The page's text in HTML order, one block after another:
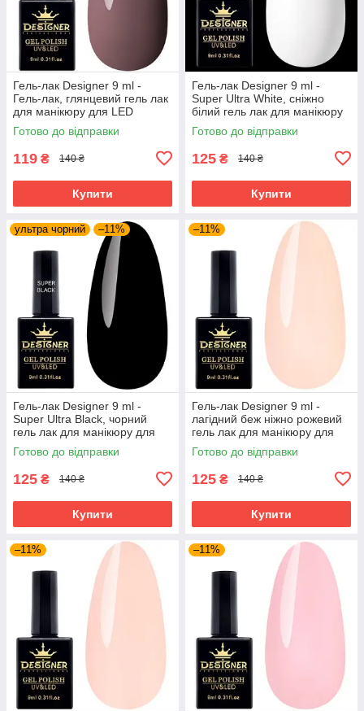
Гель-лак Designer 9 ml -
Гель-лак, глянцевий гель лак
для манікюру для LED
лампи, лак Дизайнер
Готово до відправки
119 ₴ 140 ₴
Купити
Гель-лак Designer 9 ml -
Super Ultra White, сніжно
білий гель лак для манікюру
для LED лампи, лак
Дизайнер
Готово до відправки
125 ₴ 140 ₴
Купити
ультра чорний –11%
Гель-лак Designer 9 ml -
Super Ultra Black, чорний
гель лак для манікюру для
LED лампи, лак Дизайнер
Готово до відправки
125 ₴ 140 ₴
Купити
–11%
Гель-лак Designer 9 ml -
лагідний беж ніжно рожевий
гель лак для манікюру для
LED лампи, лак Дизайнер
Готово до відправки
125 ₴ 140 ₴
Купити
–11% –11%